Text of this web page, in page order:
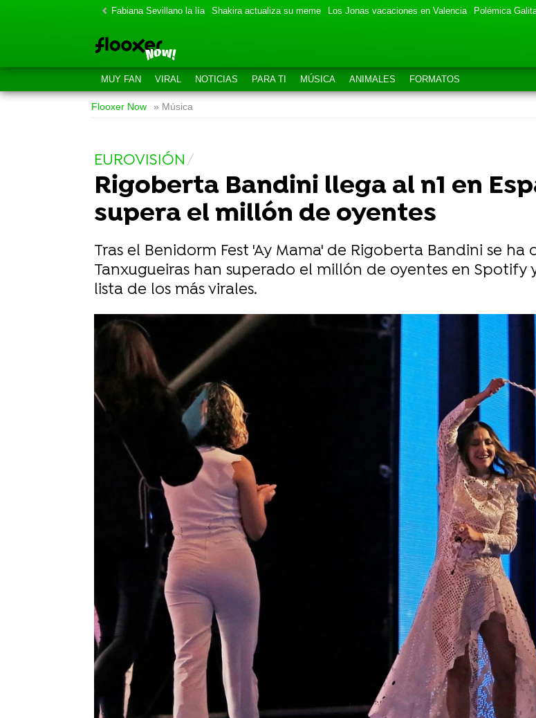
Fabiana Sevillano la lía Shakira actualiza su meme Los Jonas vacaciones en Valencia Polémica
MUY FAN VIRAL NOTICIAS PARA TI MÚSICA ANIMALES FORMATOS
Flooxer Now » Música
EUROVISIÓN
Rigoberta Bandini llega al n1 en
supera el millón de oyentes
Tras el Benidorm Fest 'Ay Mama' de Rigoberta Bandini se
Tanxugueiras han superado el millón de oyentes en
lista de los más virales.